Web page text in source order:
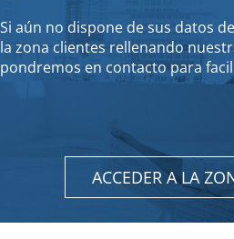
Si aún no dispone de sus datos
la zona clientes rellenando
pondremos en contacto para
ACCEDER A LA